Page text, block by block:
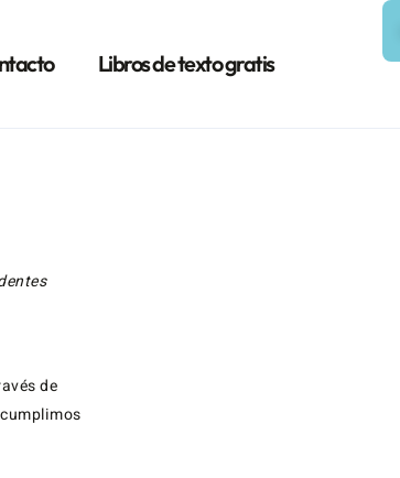
Libros de texto gratis
de